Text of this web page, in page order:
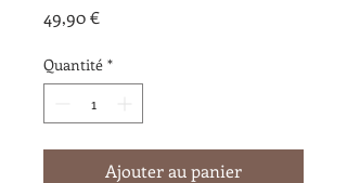
49,90 €Prix
Quantité *
Ajouter au panier